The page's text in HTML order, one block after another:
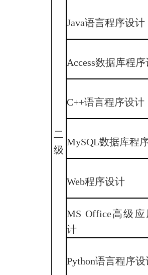
二
级
Java语言程序设计
Access数据库程
C++语言程序设计
MySQL数据库程
Web程序设计
MS Office高级
计
Python语言程序设